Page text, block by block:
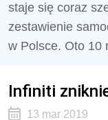
staje się coraz
zestawienie
w Polsce. Oto 10
Infiniti
13 mar 2019